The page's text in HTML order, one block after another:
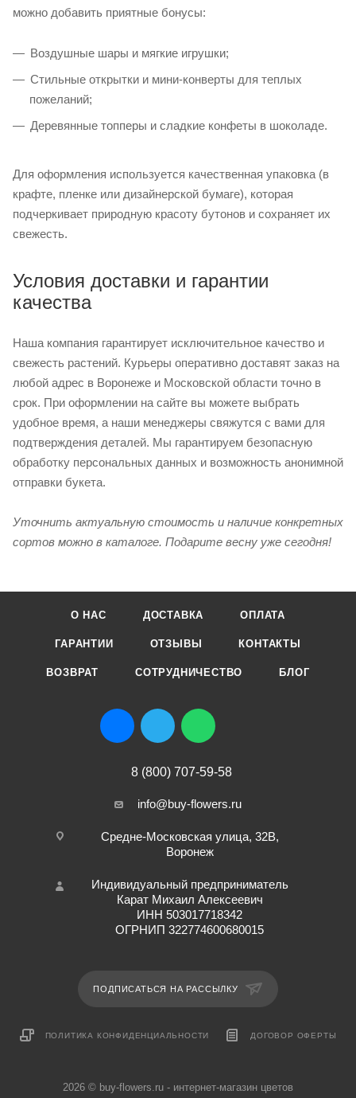
можно добавить приятные бонусы:
Воздушные шары и мягкие игрушки;
Стильные открытки и мини-конверты для теплых
пожеланий;
Деревянные топперы и сладкие конфеты в шоколаде.
Для оформления используется качественная упаковка (в
крафте, пленке или дизайнерской бумаге), которая
подчеркивает природную красоту бутонов и сохраняет их
свежесть.
Условия доставки и гарантии
качества
Наша компания гарантирует исключительное качество и
свежесть растений. Курьеры оперативно доставят заказ на
любой адрес в Воронеже и Московской области точно в
срок. При оформлении на сайте вы можете выбрать
удобное время, а наши менеджеры свяжутся с вами для
подтверждения деталей. Мы гарантируем безопасную
обработку персональных данных и возможность анонимной
отправки букета.
Уточнить актуальную стоимость и наличие конкретных
сортов можно в каталоге. Подарите весну уже сегодня!
О НАС ДОСТАВКА ОПЛАТА
ГАРАНТИИ ОТЗЫВЫ КОНТАКТЫ
ВОЗВРАТ СОТРУДНИЧЕСТВО БЛОГ
8 (800) 707-59-58
info@buy-flowers.ru
Средне-Московская улица, 32В,
Воронеж
Индивидуальный предприниматель
Карат Михаил Алексеевич
ИНН 503017718342
ОГРНИП 322774600680015
ПОДПИСАТЬСЯ НА РАССЫЛКУ
ПОЛИТИКА КОНФИДЕНЦИАЛЬНОСТИ ДОГОВОР ОФЕРТЫ
2026 © buy-flowers.ru - интернет-магазин цветов